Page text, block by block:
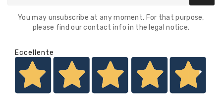
You may unsubscribe at any moment. For that purpose,
please find our contact info in the legal notice.
Eccellente